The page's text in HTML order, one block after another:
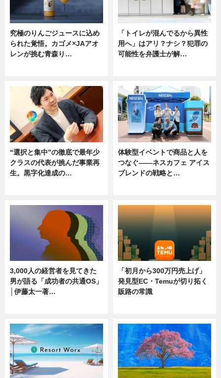
究極のりんごジュースに込め
られた覚悟。カゴメ×JAアオ
レンが挑む青森り…
「トイレが混んでるから異性
用へ」はアリ？ナシ？犯罪の
可能性を弁護士が解…
“選択と集中”の徹底で最年少
クラスの代表が挑んだ事業再
生。黒字化達成の…
体験型イベントで商品と人を
つなぐ――ネスカフェ アイス
ブレンドの戦略と…
3,000人の経営者を見てきた
男が語る「成功者の共通OS」
│伊藤太一著…
「初月から300万円売上げ」
発見型EC・Temuが切り拓く
販路の常識